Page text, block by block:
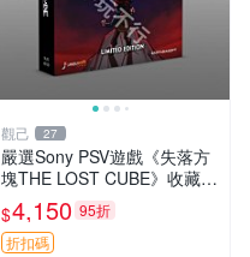
觀己 27
嚴選Sony PSV遊戲《失落方
塊THE LOST CUBE》收藏
版，英語原裝未拆封 失落方
塊 THE LOST CUBE PSV 精
華版 新作 權杖
$4,150 95折
折扣碼